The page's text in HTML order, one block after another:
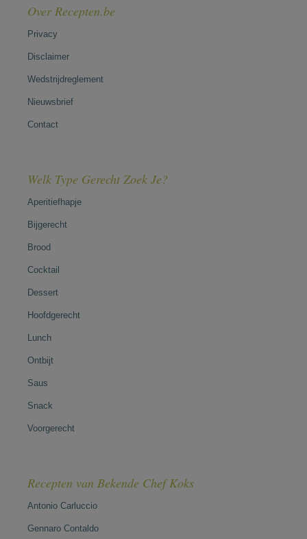
Over Recepten.be
Privacy
Disclaimer
Wedstrijdreglement
Nieuwsbrief
Contact
Welk Type Gerecht Zoek Je?
Aperitiefhapje
Bijgerecht
Brood
Cocktail
Dessert
Hoofdgerecht
Lunch
Ontbijt
Saus
Snack
Voorgerecht
Recepten van Bekende Chef Koks
Antonio Carluccio
Gennaro Contaldo